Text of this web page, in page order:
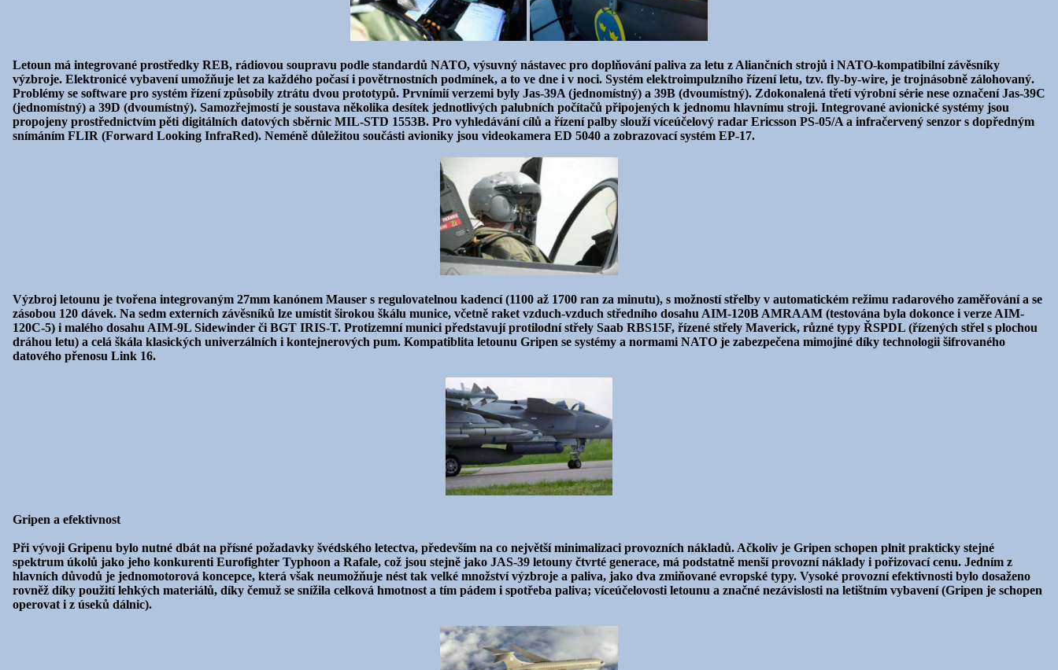
Letoun má integrované prostředky REB, rádiovou soupravu podle standardů NATO, výsuvný nástavec pro doplňování paliva za letu z Aliančních strojů i NATO-kompatibilní závěsníky
výzbroje. Elektronicé vybavení umožňuje let za každého počasí i povětrnostních podmínek, a to ve dne i v noci. Systém elektroimpulzního řízení letu, tzv. fly-by-wire, je trojnásobně zálohovaný.
Problémy se software pro systém řízení způsobily ztrátu dvou prototypů. Prvnímií verzemi byly Jas-39A (jednomístný) a 39B (dvoumístný). Zdokonalená třetí výrobní série nese označení Jas-39C
(jednomístný) a 39D (dvoumístný). Samozřejmostí je soustava několika desítek jednotlivých palubních počítačů připojených k jednomu hlavnímu stroji. Integrované avionické systémy jsou
propojeny prostřednictvím pěti digitálních datových sběrnic MIL-STD 1553B. Pro vyhledávání cílů a řízení palby slouží víceúčelový radar Ericsson PS-05/A a infračervený senzor s dopředným
snímáním FLIR (Forward Looking InfraRed). Neméně důležitou součásti avioniky jsou videokamera ED 5040 a zobrazovací systém EP-17.
Výzbroj letounu je tvořena integrovaným 27mm kanónem Mauser s regulovatelnou kadencí (1100 až 1700 ran za minutu), s možností střelby v automatickém režimu radarového zaměřování a se
zásobou 120 dávek. Na sedm externích závěsníků lze umístit širokou škálu munice, včetně raket vzduch-vzduch středního dosahu AIM-120B AMRAAM (testována byla dokonce i verze AIM-
120C-5) i malého dosahu AIM-9L Sidewinder či BGT IRIS-T. Protizemní munici představují protilodní střely Saab RBS15F, řízené střely Maverick, různé typy ŘSPDL (řízených střel s plochou
dráhou letu) a celá škála klasických univerzálních i kontejnerových pum. Kompatiblita letounu Gripen se systémy a normami NATO je zabezpečena mimojiné díky technologii šifrovaného
datového přenosu Link 16.
Gripen a efektivnost
Při vývoji Gripenu bylo nutné dbát na přísné požadavky švédského letectva, především na co největší minimalizaci provozních nákladů. Ačkoliv je Gripen schopen plnit prakticky stejné
spektrum úkolů jako jeho konkurenti Eurofighter Typhoon a Rafale, což jsou stejně jako JAS-39 letouny čtvrté generace, má podstatně menší provozní náklady i pořizovací cenu. Jedním z
hlavních důvodů je jednomotorová koncepce, která však neumožňuje nést tak velké množství výzbroje a paliva, jako dva zmiňované evropské typy. Vysoké provozní efektivnosti bylo dosaženo
rovněž díky použití lehkých materiálů, díky čemuž se snížila celková hmotnost a tím pádem i spotřeba paliva; víceúčelovosti letounu a značné nezávislosti na letištním vybavení (Gripen je schopen
operovat i z úseků dálnic).